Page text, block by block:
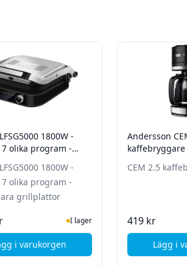
1800W -
7 olika program -
1800W -
7 olika program -
grillplattor
I lager
i varukorgen
, Loeffen LFSG5000 1800W - 2100W
Andersson
kaffebryggare
CEM 2.5
419 kr
Lägg i